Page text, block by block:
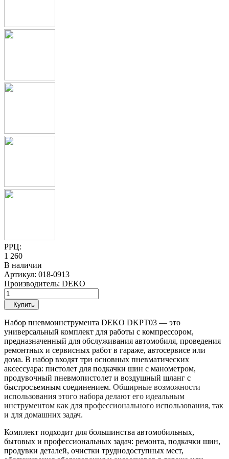
РРЦ:
1 260
В наличии
Артикул: 018-0913
Производитель: DEKO
Купить
Набор пневмоинструмента DEKO DKPT03 — это
универсальный комплект для работы с компрессором,
предназначенный для обслуживания автомобиля, проведения
ремонтных и сервисных работ в гараже, автосервисе или
дома. В набор входят три основных пневматических
аксессуара: пистолет для подкачки шин с манометром,
продувочный пневмопистолет и воздушный шланг с
быстросъемным соединением. Обширные возможности
использования этого набора делают его идеальным
инструментом как для профессионального использования, так
и для домашних задач.
Комплект подходит для большинства автомобильных,
бытовых и профессиональных задач: ремонта, подкачки шин,
продувки деталей, очистки труднодоступных мест,